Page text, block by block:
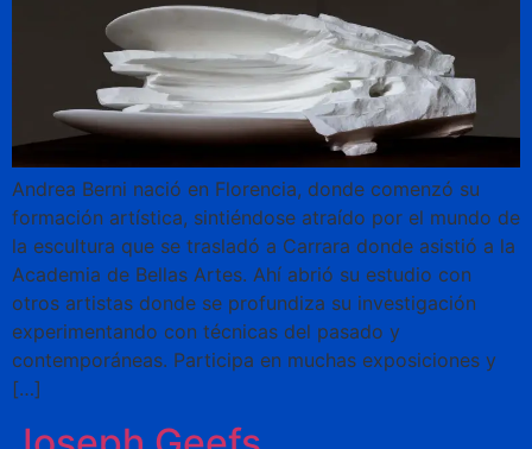
Andrea Berni nació en Florencia, donde comenzó su
formación artística, sintiéndose atraído por el mundo de
la escultura que se trasladó a Carrara donde asistió a la
Academia de Bellas Artes. Ahí abrió su estudio con
otros artistas donde se profundiza su investigación
experimentando con técnicas del pasado y
contemporáneas. Participa en muchas exposiciones y
[…]